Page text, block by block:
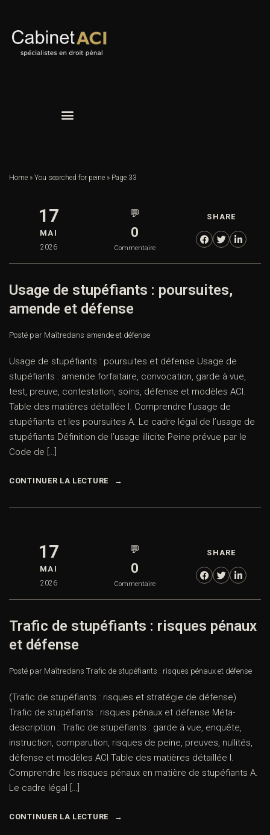
Home » You searched for peine » Page 33
17
MAI
2026
💬
0
Commentaire
SHARE
Usage de stupéfiants : poursuites,
amende et défense
Posté par Maîtredans amende et défense
Usage de stupéfiants : poursuites et défense Usage de
stupéfiants : amende forfaitaire, convocation, garde à vue,
test, preuve, contestation, soins, défense et modèles ACI.
Table des matières détaillée I. Comprendre l’usage de
stupéfiants et les poursuites A. Le cadre légal de l’usage de
stupéfiants Définition de l’usage illicite Peine prévue par le
Code de […]
CONTINUER LA LECTURE
17
MAI
2026
💬
0
Commentaire
SHARE
Trafic de stupéfiants : risques pénaux
et défense
Posté par Maîtredans Trafic de stupéfiants : risques pénaux et défense
(Trafic de stupéfiants : risques et stratégie de défense)
Trafic de stupéfiants : risques pénaux et défense Méta-
description : Trafic de stupéfiants : garde à vue, enquête,
instruction, comparution, risques de peine, preuves, nullités,
défense et modèles ACI Table des matières détaillée I.
Comprendre les risques pénaux en matière de stupéfiants A.
Le cadre légal […]
CONTINUER LA LECTURE